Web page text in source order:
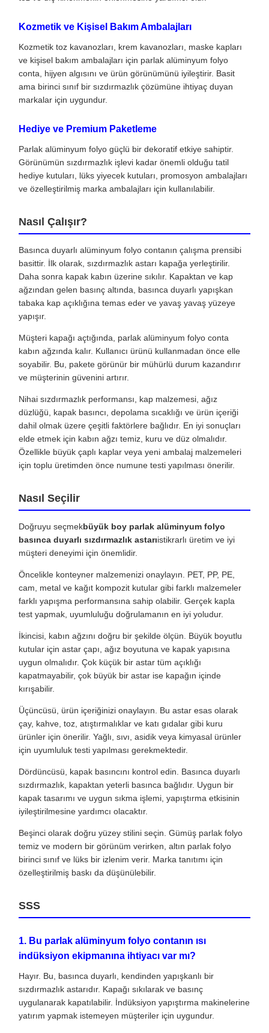
Kozmetik ve Kişisel Bakım Ambalajları
Kozmetik toz kavanozları, krem ​​kavanozları, maske kapları
ve kişisel bakım ambalajları için parlak alüminyum folyo
conta, hijyen algısını ve ürün görünümünü iyileştirir. Basit
ama birinci sınıf bir sızdırmazlık çözümüne ihtiyaç duyan
markalar için uygundur.
Hediye ve Premium Paketleme
Parlak alüminyum folyo güçlü bir dekoratif etkiye sahiptir.
Görünümün sızdırmazlık işlevi kadar önemli olduğu tatil
hediye kutuları, lüks yiyecek kutuları, promosyon ambalajları
ve özelleştirilmiş marka ambalajları için kullanılabilir.
Nasıl Çalışır?
Basınca duyarlı alüminyum folyo contanın çalışma prensibi
basittir. İlk olarak, sızdırmazlık astarı kapağa yerleştirilir.
Daha sonra kapak kabın üzerine sıkılır. Kapaktan ve kap
ağzından gelen basınç altında, basınca duyarlı yapışkan
tabaka kap açıklığına temas eder ve yavaş yavaş yüzeye
yapışır.
Müşteri kapağı açtığında, parlak alüminyum folyo conta
kabın ağzında kalır. Kullanıcı ürünü kullanmadan önce elle
soyabilir. Bu, pakete görünür bir mühürlü durum kazandırır
ve müşterinin güvenini artırır.
Nihai sızdırmazlık performansı, kap malzemesi, ağız
düzlüğü, kapak basıncı, depolama sıcaklığı ve ürün içeriği
dahil olmak üzere çeşitli faktörlere bağlıdır. En iyi sonuçları
elde etmek için kabın ağzı temiz, kuru ve düz olmalıdır.
Özellikle büyük çaplı kaplar veya yeni ambalaj malzemeleri
için toplu üretimden önce numune testi yapılması önerilir.
Nasıl Seçilir
Doğruyu seçmekbüyük boy parlak alüminyum folyo
basınca duyarlı sızdırmazlık astarıistikrarlı üretim ve iyi
müşteri deneyimi için önemlidir.
Öncelikle konteyner malzemenizi onaylayın. PET, PP, PE,
cam, metal ve kağıt kompozit kutular gibi farklı malzemeler
farklı yapışma performansına sahip olabilir. Gerçek kapla
test yapmak, uyumluluğu doğrulamanın en iyi yoludur.
İkincisi, kabın ağzını doğru bir şekilde ölçün. Büyük boyutlu
kutular için astar çapı, ağız boyutuna ve kapak yapısına
uygun olmalıdır. Çok küçük bir astar tüm açıklığı
kapatmayabilir, çok büyük bir astar ise kapağın içinde
kırışabilir.
Üçüncüsü, ürün içeriğinizi onaylayın. Bu astar esas olarak
çay, kahve, toz, atıştırmalıklar ve katı gıdalar gibi kuru
ürünler için önerilir. Yağlı, sıvı, asidik veya kimyasal ürünler
için uyumluluk testi yapılması gerekmektedir.
Dördüncüsü, kapak basıncını kontrol edin. Basınca duyarlı
sızdırmazlık, kapaktan yeterli basınca bağlıdır. Uygun bir
kapak tasarımı ve uygun sıkma işlemi, yapıştırma etkisinin
iyileştirilmesine yardımcı olacaktır.
Beşinci olarak doğru yüzey stilini seçin. Gümüş parlak folyo
temiz ve modern bir görünüm verirken, altın parlak folyo
birinci sınıf ve lüks bir izlenim verir. Marka tanıtımı için
özelleştirilmiş baskı da düşünülebilir.
SSS
1. Bu parlak alüminyum folyo contanın ısı
indüksiyon ekipmanına ihtiyacı var mı?
Hayır. Bu, basınca duyarlı, kendinden yapışkanlı bir
sızdırmazlık astarıdır. Kapağı sıkılarak ve basınç
uygulanarak kapatılabilir. İndüksiyon yapıştırma makinelerine
yatırım yapmak istemeyen müşteriler için uygundur.